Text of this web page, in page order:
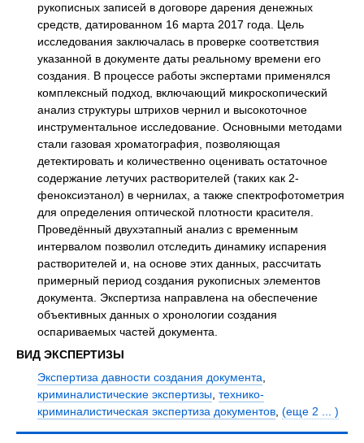
рукописных записей в договоре дарения денежных
средств, датированном 16 марта 2017 года. Цель
исследования заключалась в проверке соответствия
указанной в документе даты реальному времени его
создания. В процессе работы экспертами применялся
комплексный подход, включающий микроскопический
анализ структуры штрихов чернил и высокоточное
инструментальное исследование. Основными методами
стали газовая хроматография, позволяющая
детектировать и количественно оценивать остаточное
содержание летучих растворителей (таких как 2-
феноксиэтанол) в чернилах, а также спектрофотометрия
для определения оптической плотности красителя.
Проведённый двухэтапный анализ с временным
интервалом позволил отследить динамику испарения
растворителей и, на основе этих данных, рассчитать
примерный период создания рукописных элементов
документа. Экспертиза направлена на обеспечение
объективных данных о хронологии создания
оспариваемых частей документа.
ВИД ЭКСПЕРТИЗЫ
Экспертиза давности создания документа,
криминалистические экспертизы, технико-
криминалистическая экспертиза документов, (еще 2 ... )